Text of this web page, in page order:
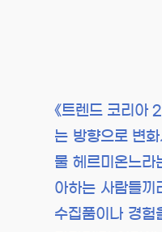
《트렌드 코리아
는 방향으로 변
물 헤르미온느라
아하는 사람들끼
수집품이나 경